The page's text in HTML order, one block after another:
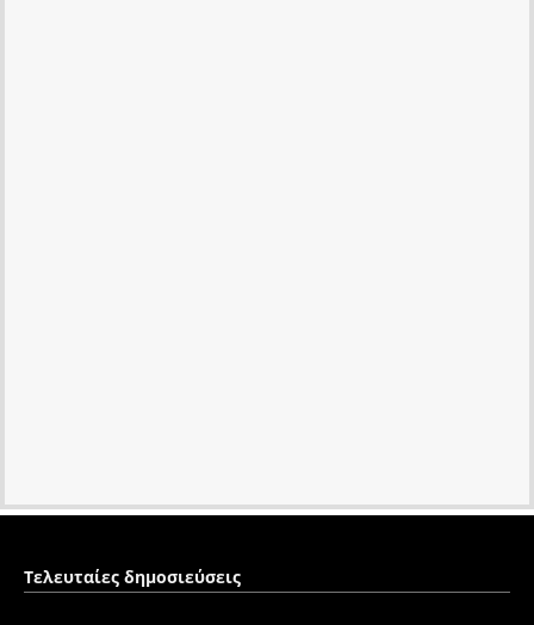
Τελευταίες δημοσιεύσεις